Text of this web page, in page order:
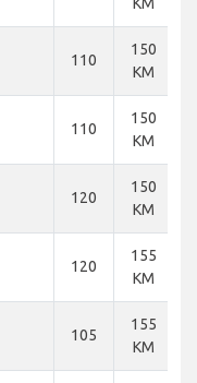
110
150
KM
110
150
KM
120
150
KM
120
155
KM
105
155
KM